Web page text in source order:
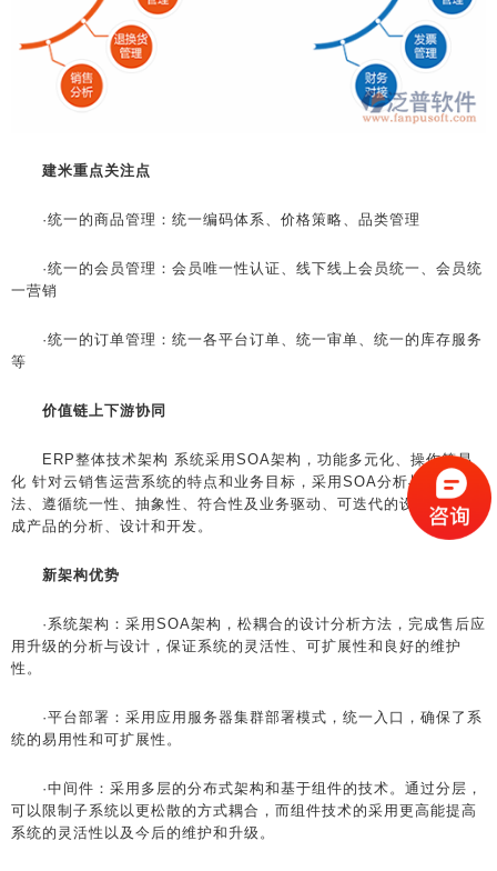
建米重点关注点
·统一的商品管理：统一编码体系、价格策略、品类管理
·统一的会员管理：会员唯一性认证、线下线上会员统一、会员统
一营销
·统一的订单管理：统一各平台订单、统一审单、统一的库存服务
等
价值链上下游协同
ERP整体技术架构 系统采用SOA架构，功能多元化、操作简易
化 针对云销售运营系统的特点和业务目标，采用SOA分析与设计方
法、遵循统一性、抽象性、符合性及业务驱动、可迭代的设计原则完
成产品的分析、设计和开发。
新架构优势
·系统架构：采用SOA架构，松耦合的设计分析方法，完成售后应
用升级的分析与设计，保证系统的灵活性、可扩展性和良好的维护
性。
·平台部署：采用应用服务器集群部署模式，统一入口，确保了系
统的易用性和可扩展性。
·中间件：采用多层的分布式架构和基于组件的技术。通过分层，
可以限制子系统以更松散的方式耦合，而组件技术的采用更高能提高
系统的灵活性以及今后的维护和升级。